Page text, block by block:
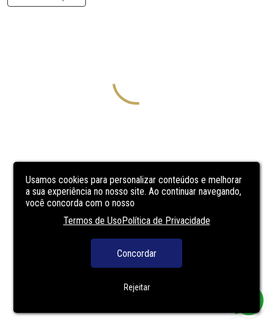
Usamos cookies para personalizar conteúdos e melhorar
a sua experiência no nosso site. Ao continuar navegando,
você concorda com o nosso
Termos de UsoPolítica de Privacidade
Concordar
Rejeitar